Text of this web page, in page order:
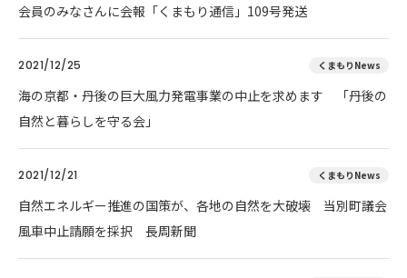
会員のみなさんに会報「くまもり通信」109号発送
2021/12/25 くまもりNews
海の京都・丹後の巨大風力発電事業の中止を求めます 「丹後の
自然と暮らしを守る会」
2021/12/21 くまもりNews
自然エネルギー推進の国策が、各地の自然を大破壊 当別町議会
風車中止請願を採択 長周新聞